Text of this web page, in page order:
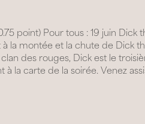
point) Pour tous : 19 juin
la montée et la chute de Dick
des rouges, Dick est le
la carte de la soirée. Venez